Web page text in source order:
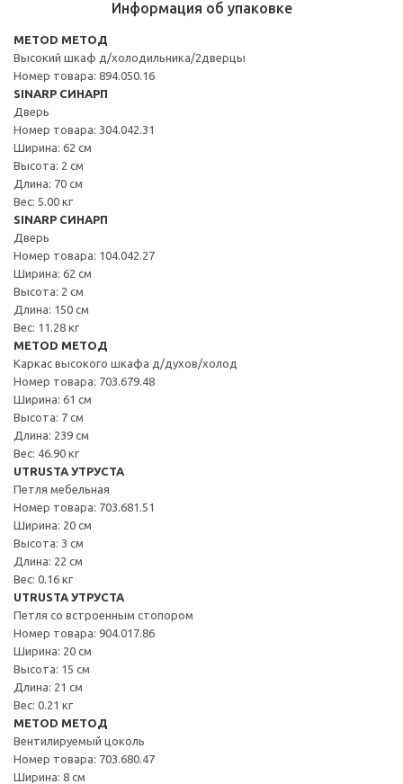
Информация об упаковке
METOD МЕТОД
Высокий шкаф д/холодильника/2дверцы
Номер товара: 894.050.16
SINARP СИНАРП
Дверь
Номер товара: 304.042.31
Ширина: 62 см
Высота: 2 см
Длина: 70 см
Вес: 5.00 кг
SINARP СИНАРП
Дверь
Номер товара: 104.042.27
Ширина: 62 см
Высота: 2 см
Длина: 150 см
Вес: 11.28 кг
METOD МЕТОД
Каркас высокого шкафа д/духов/холод
Номер товара: 703.679.48
Ширина: 61 см
Высота: 7 см
Длина: 239 см
Вес: 46.90 кг
UTRUSTA УТРУСТА
Петля мебельная
Номер товара: 703.681.51
Ширина: 20 см
Высота: 3 см
Длина: 22 см
Вес: 0.16 кг
UTRUSTA УТРУСТА
Петля со встроенным стопором
Номер товара: 904.017.86
Ширина: 20 см
Высота: 15 см
Длина: 21 см
Вес: 0.21 кг
METOD МЕТОД
Вентилируемый цоколь
Номер товара: 703.680.47
Ширина: 8 см